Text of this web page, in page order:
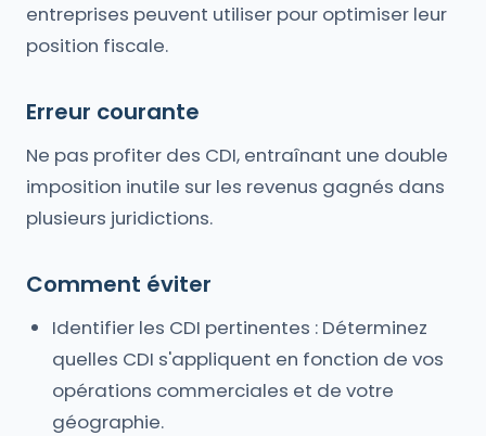
entreprises peuvent utiliser pour optimiser leur
position fiscale.
Erreur courante
Ne pas profiter des CDI, entraînant une double
imposition inutile sur les revenus gagnés dans
plusieurs juridictions.
Comment éviter
Identifier les CDI pertinentes : Déterminez
quelles CDI s'appliquent en fonction de vos
opérations commerciales et de votre
géographie.